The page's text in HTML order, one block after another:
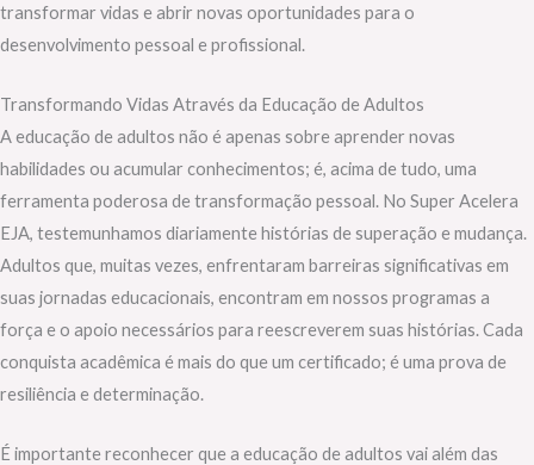
transformar vidas e abrir novas oportunidades para o
desenvolvimento pessoal e profissional.
Transformando Vidas Através da Educação de Adultos
A educação de adultos não é apenas sobre aprender novas
habilidades ou acumular conhecimentos; é, acima de tudo, uma
ferramenta poderosa de transformação pessoal. No Super Acelera
EJA, testemunhamos diariamente histórias de superação e mudança.
Adultos que, muitas vezes, enfrentaram barreiras significativas em
suas jornadas educacionais, encontram em nossos programas a
força e o apoio necessários para reescreverem suas histórias. Cada
conquista acadêmica é mais do que um certificado; é uma prova de
resiliência e determinação.
É importante reconhecer que a educação de adultos vai além das